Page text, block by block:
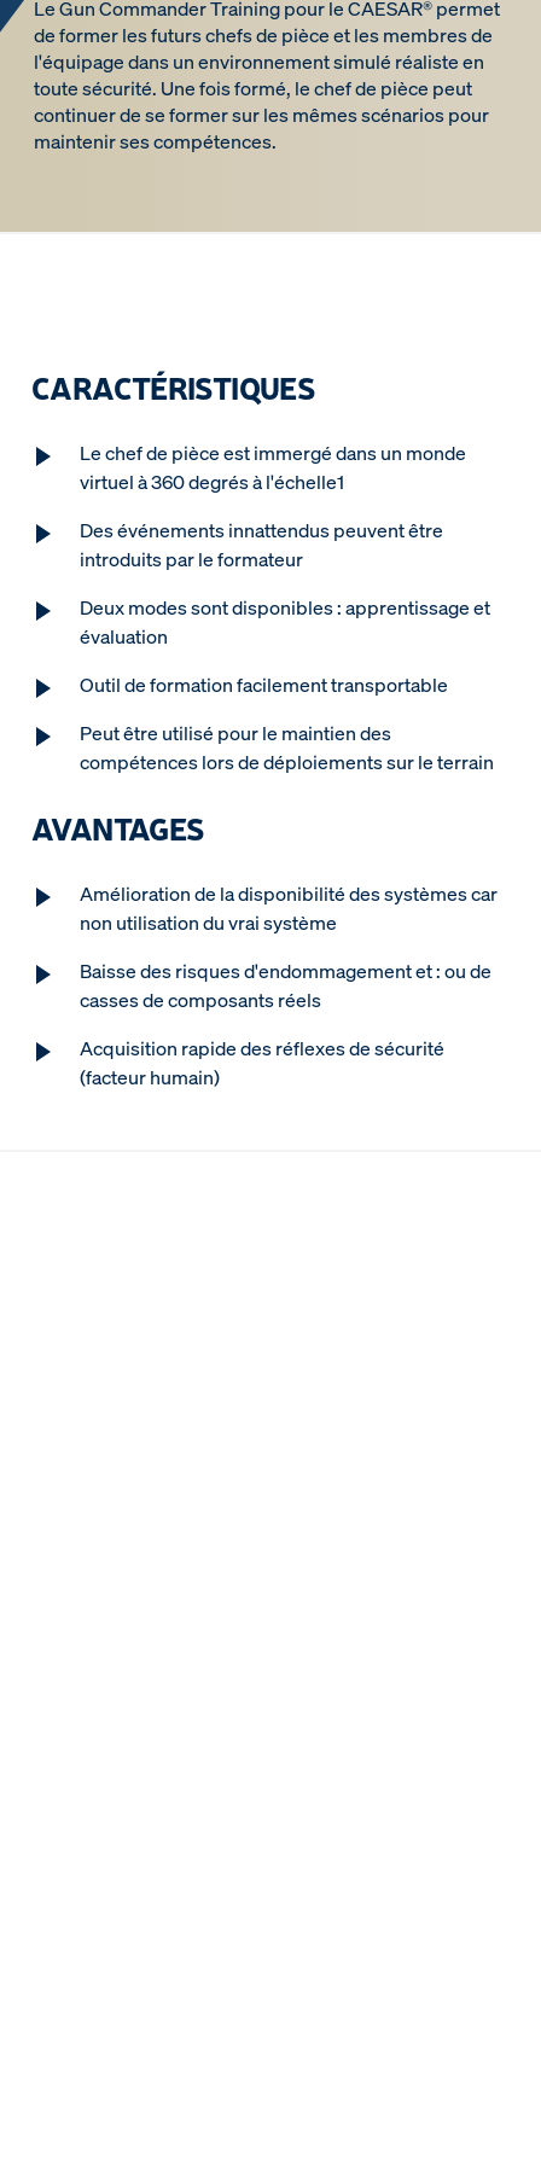
Le Gun Commander Training pour le CAESAR® permet
de former les futurs chefs de pièce et les membres de
l'équipage dans un environnement simulé réaliste en
toute sécurité. Une fois formé, le chef de pièce peut
continuer de se former sur les mêmes scénarios pour
maintenir ses compétences.
CARACTÉRISTIQUES
Le chef de pièce est immergé dans un monde
virtuel à 360 degrés à l'échelle1
Des événements innattendus peuvent être
introduits par le formateur
Deux modes sont disponibles : apprentissage et
évaluation
Outil de formation facilement transportable
Peut être utilisé pour le maintien des
compétences lors de déploiements sur le terrain
AVANTAGES
Amélioration de la disponibilité des systèmes car
non utilisation du vrai système
Baisse des risques d'endommagement et : ou de
casses de composants réels
Acquisition rapide des réflexes de sécurité
(facteur humain)